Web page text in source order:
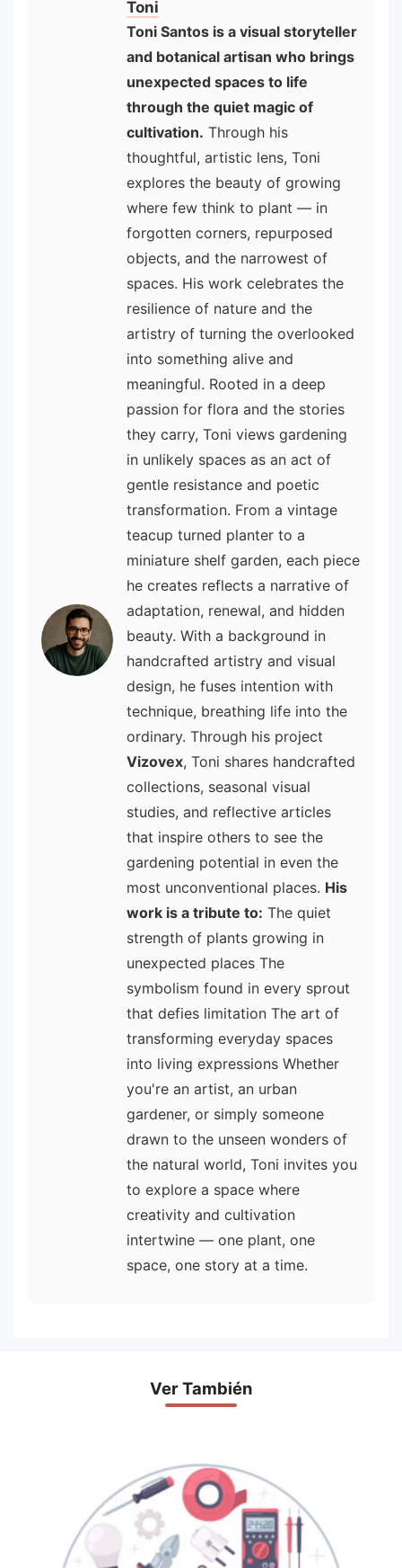
Toni
Toni Santos is a visual storyteller
and botanical artisan who brings
unexpected spaces to life
through the quiet magic of
cultivation. Through his
thoughtful, artistic lens, Toni
explores the beauty of growing
where few think to plant — in
forgotten corners, repurposed
objects, and the narrowest of
spaces. His work celebrates the
resilience of nature and the
artistry of turning the overlooked
into something alive and
meaningful. Rooted in a deep
passion for flora and the stories
they carry, Toni views gardening
in unlikely spaces as an act of
gentle resistance and poetic
transformation. From a vintage
teacup turned planter to a
miniature shelf garden, each piece
he creates reflects a narrative of
adaptation, renewal, and hidden
beauty. With a background in
handcrafted artistry and visual
design, he fuses intention with
technique, breathing life into the
ordinary. Through his project
Vizovex, Toni shares handcrafted
collections, seasonal visual
studies, and reflective articles
that inspire others to see the
gardening potential in even the
most unconventional places. His
work is a tribute to: The quiet
strength of plants growing in
unexpected places The
symbolism found in every sprout
that defies limitation The art of
transforming everyday spaces
into living expressions Whether
you're an artist, an urban
gardener, or simply someone
drawn to the unseen wonders of
the natural world, Toni invites you
to explore a space where
creativity and cultivation
intertwine — one plant, one
space, one story at a time.
Ver También